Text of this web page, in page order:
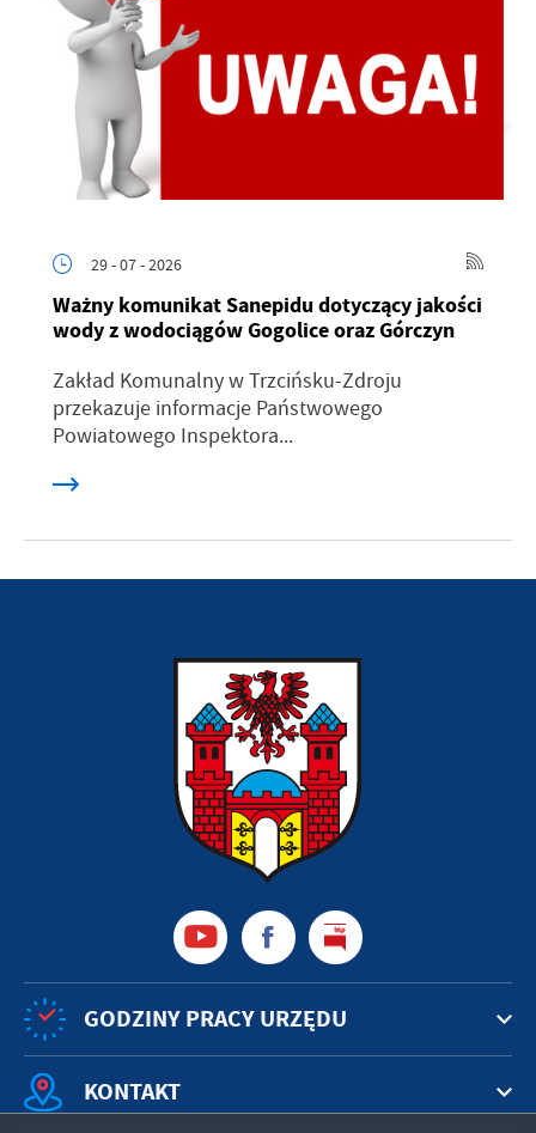
29 - 07 - 2026
Ważny komunikat Sanepidu dotyczący jakości
wody z wodociągów Gogolice oraz Górczyn
Zakład Komunalny w Trzcińsku-Zdroju
przekazuje informacje Państwowego
Powiatowego Inspektora...
GODZINY PRACY URZĘDU
KONTAKT